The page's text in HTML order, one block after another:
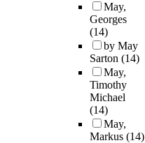
May,
Georges
(14)
by May
Sarton (14)
May,
Timothy
Michael
(14)
May,
Markus (14)